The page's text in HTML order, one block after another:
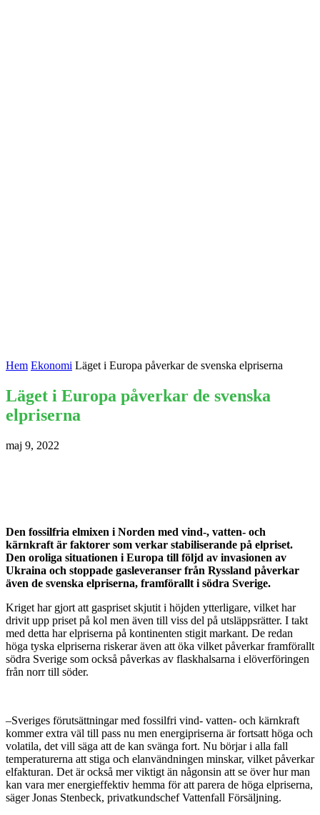
Hem Ekonomi Läget i Europa påverkar de svenska elpriserna
Läget i Europa påverkar de svenska
elpriserna
maj 9, 2022
Den fossilfria elmixen i Norden med vind-, vatten- och
kärnkraft är faktorer som verkar stabiliserande på elpriset.
Den oroliga situationen i Europa till följd av invasionen av
Ukraina och stoppade gasleveranser från Ryssland påverkar
även de svenska elpriserna, framförallt i södra Sverige.
Kriget har gjort att gaspriset skjutit i höjden ytterligare, vilket har
drivit upp priset på kol men även till viss del på utsläppsrätter. I takt
med detta har elpriserna på kontinenten stigit markant. De redan
höga tyska elpriserna riskerar även att öka vilket påverkar framförallt
södra Sverige som också påverkas av flaskhalsarna i elöverföringen
från norr till söder.
–Sveriges förutsättningar med fossilfri vind- vatten- och kärnkraft
kommer extra väl till pass nu men energipriserna är fortsatt höga och
volatila, det vill säga att de kan svänga fort. Nu börjar i alla fall
temperaturerna att stiga och elanvändningen minskar, vilket påverkar
elfakturan. Det är också mer viktigt än någonsin att se över hur man
kan vara mer energieffektiv hemma för att parera de höga elpriserna,
säger Jonas Stenbeck, privatkundschef Vattenfall Försäljning.